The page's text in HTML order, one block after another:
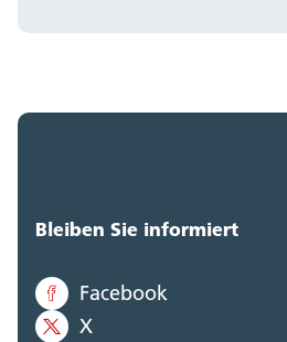
Bleiben Sie informiert
Facebook
X